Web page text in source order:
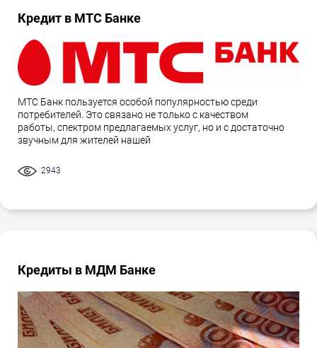
Кредит в МТС Банке
МТС Банк пользуется особой популярностью среди
потребителей. Это связано не только с качеством
работы, спектром предлагаемых услуг, но и с достаточно
звучным для жителей нашей
2943
Кредиты в МДМ Банке